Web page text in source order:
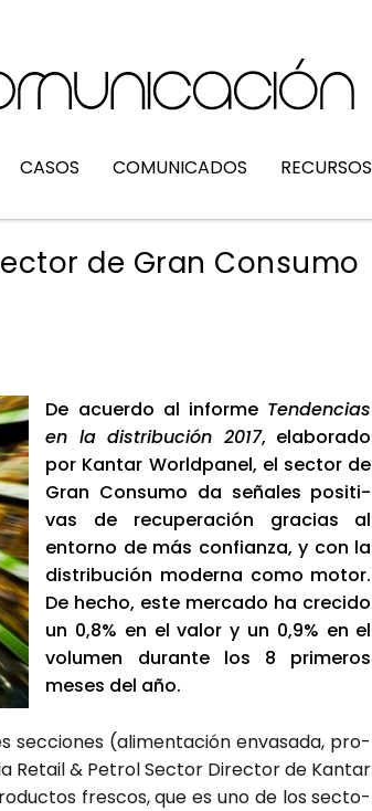
CASOS COMUNICADOS RECURSOS
de Gran Consumo
De acuer­do al infor­me Ten­den­cias
en la dis­tri­bu­ción 2017, ela­bo­ra­do
por Kan­tar World­pa­nel, el sec­tor de
Gran Con­su­mo da seña­les posi­ti­
vas de recu­pe­ra­ción gra­cias al
entorno de más con­fian­za, y con la
dis­tri­bu­ción moder­na como motor.
De hecho, este mer­ca­do ha cre­ci­do
un 0,8% en el valor y un 0,9% en el
volu­men duran­te los 8 pri­me­ros
meses del año.
sec­cio­nes (ali­men­ta­ción enva­sa­da, pro­
Retail & Petrol Sec­tor Direc­tor de Kan­tar
fres­cos, que es uno de los sec­to­